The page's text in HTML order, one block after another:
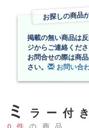
お探しの商品
掲載の無い商品は
ジからご連絡くださ
お問合せの際は商
さい。
お問い合
ミ ラー付
0件の商品